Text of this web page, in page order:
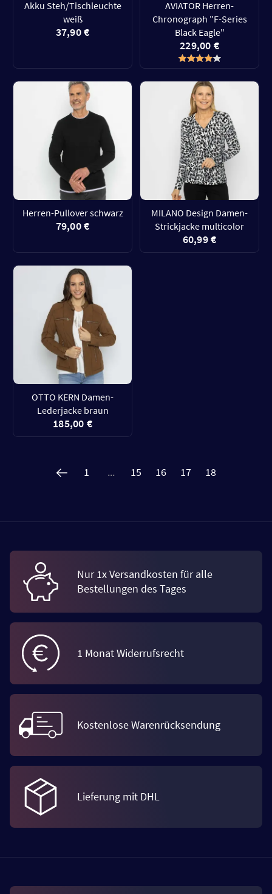
Akku Steh/Tischleuchte
weiß
37,90 €
AVIATOR Herren-
Chronograph "F-Series
Black Eagle"
229,00 €
Herren-Pullover schwarz
79,00 €
MILANO Design Damen-
Strickjacke multicolor
60,99 €
OTTO KERN Damen-
Lederjacke braun
185,00 €
1 ... 15 16 17 18
Nur 1x Versandkosten für alle
Bestellungen des Tages
1 Monat Widerrufsrecht
Kostenlose Warenrücksendung
Lieferung mit DHL